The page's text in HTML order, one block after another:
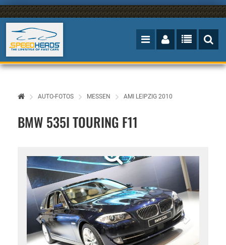
AUTO-FOTOS MESSEN AMI LEIPZIG 2010
BMW 535I TOURING F11